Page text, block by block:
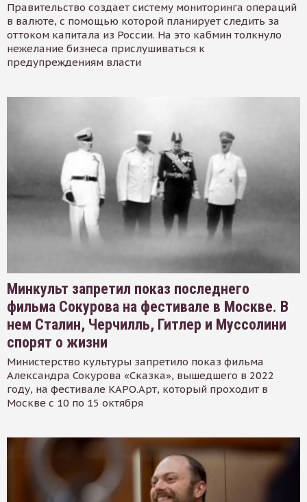
Правительство создает систему мониторинга операций
в валюте, с помощью которой планирует следить за
оттоком капитала из России. На это кабмин толкнуло
нежелание бизнеса прислушиваться к
предупреждениям власти
Минкульт запретил показ последнего
фильма Сокурова на фестивале в Москве. В
нем Сталин, Черчилль, Гитлер и Муссолини
спорят о жизни
Министерство культуры запретило показ фильма
Александра Сокурова «Сказка», вышедшего в 2022
году, на фестивале КАРО.Арт, который проходит в
Москве с 10 по 15 октября